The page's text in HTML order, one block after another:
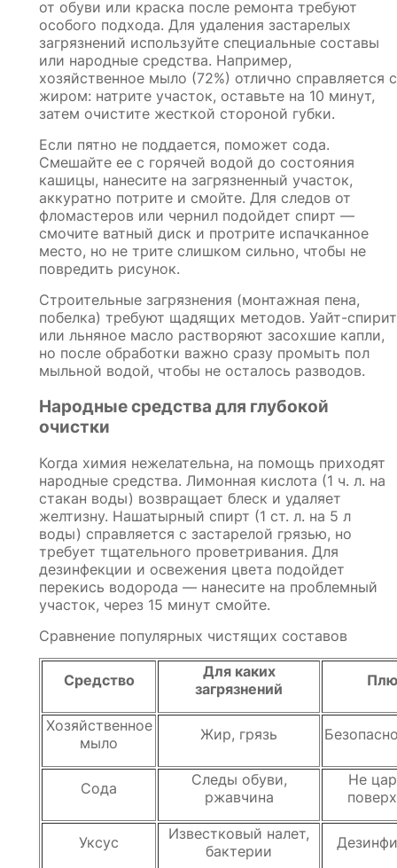
от обуви или краска после ремонта требуют
особого подхода. Для удаления застарелых
загрязнений используйте специальные составы
или народные средства. Например,
хозяйственное мыло (72%) отлично справляется с
жиром: натрите участок, оставьте на 10 минут,
затем очистите жесткой стороной губки.
Если пятно не поддается, поможет сода.
Смешайте ее с горячей водой до состояния
кашицы, нанесите на загрязненный участок,
аккуратно потрите и смойте. Для следов от
фломастеров или чернил подойдет спирт —
смочите ватный диск и протрите испачканное
место, но не трите слишком сильно, чтобы не
повредить рисунок.
Строительные загрязнения (монтажная пена,
побелка) требуют щадящих методов. Уайт-спирит
или льняное масло растворяют засохшие капли,
но после обработки важно сразу промыть пол
мыльной водой, чтобы не осталось разводов.
Народные средства для глубокой
очистки
Когда химия нежелательна, на помощь приходят
народные средства. Лимонная кислота (1 ч. л. на
стакан воды) возвращает блеск и удаляет
желтизну. Нашатырный спирт (1 ст. л. на 5 л
воды) справляется с застарелой грязью, но
требует тщательного проветривания. Для
дезинфекции и освежения цвета подойдет
перекись водорода — нанесите на проблемный
участок, через 15 минут смойте.
Сравнение популярных чистящих составов
Средство
Для каких
загрязнений
Хозяйственное
мыло
Жир, грязь
Сода
Следы обуви,
ржавчина
Не
Уксус
Известковый налет,
бактерии